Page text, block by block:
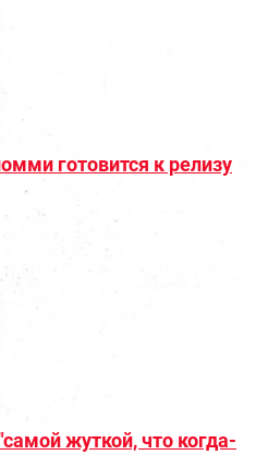
готовится к релизу
жуткой, что когда-